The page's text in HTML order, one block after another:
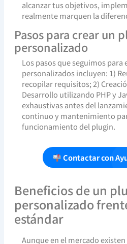
alcanzar tus objetivos,
realmente marquen la
Pasos para crear un
personalizado
Los pasos que seguimos
personalizados incluyen: 1)
recopilar requisitos; 2)
Desarrollo utilizando PHP y
exhaustivas antes del
continuo y mantenimiento
funcionamiento del plugin.
Contactar con
Beneficios de un
personalizado
estándar
Aunque en el mercado